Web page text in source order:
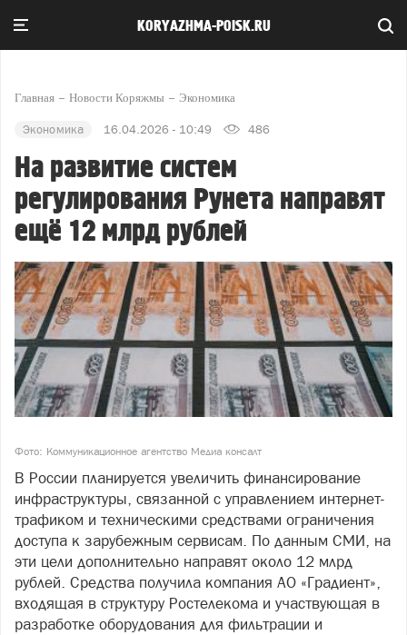
KORYAZHMA-POISK.RU
Главная Новости Коряжмы Экономика
Экономика 16.04.2026 - 10:49 486
На развитие систем
регулирования Рунета направят
ещё 12 млрд рублей
Фото: Коммуникационное агентство Медиа консалт
В России планируется увеличить финансирование
инфраструктуры, связанной с управлением интернет-
трафиком и техническими средствами ограничения
доступа к зарубежным сервисам. По данным СМИ, на
эти цели дополнительно направят около 12 млрд
рублей. Средства получила компания АО «Градиент»,
входящая в структуру Ростелекома и участвующая в
разработке оборудования для фильтрации и